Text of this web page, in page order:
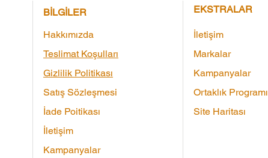
BİLGİLER
Hakkımızda
Teslimat Koşulları
Gizlilik Politikası
Satış Sözleşmesi
İade Poitikası
İletişim
Kampanyalar
EKSTRALAR
İletişim
Markalar
Kampanyalar
Ortaklık Programı
Site Haritası